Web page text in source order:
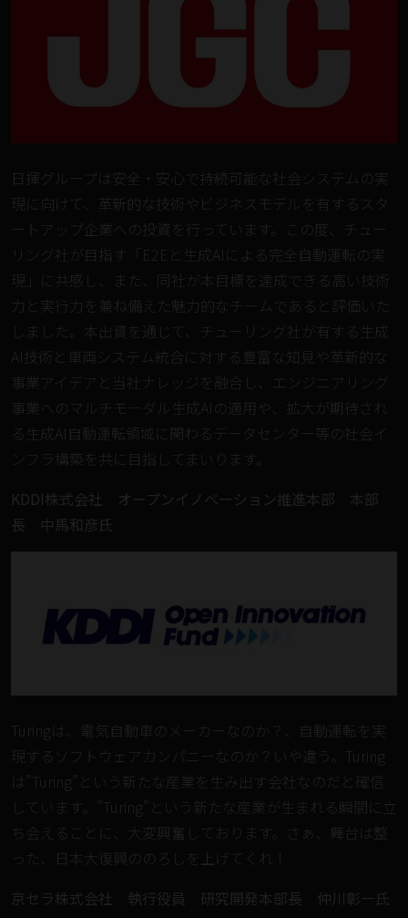
⽇揮グループは安全・安⼼で持続可能な社会システムの実
現に向けて、⾰新的な技術やビジネスモデルを有するスタ
ートアップ企業への投資を⾏っています。この度、チュー
リング社が目指す「E2Eと生成AIによる完全自動運転の実
現」に共感し、また、同社が本目標を達成できる高い技術
力と実行力を兼ね備えた魅力的なチームであると評価いた
しました。本出資を通じて、チューリング社が有する生成
AI技術と車両システム統合に対する豊富な知見や革新的な
事業アイデアと当社ナレッジを融合し、エンジニアリング
事業へのマルチモーダル生成AIの適用や、拡大が期待され
る生成AI自動運転領域に関わるデータセンター等の社会イ
ンフラ構築を共に目指してまいります。
KDDI株式会社 オープンイノベーション推進本部 本部
長 中馬和彦氏
Turingは、電気自動車のメーカーなのか？、自動運転を実
現するソフトウェアカンパニーなのか？いや違う。Turing
は”Turing”という新たな産業を生み出す会社なのだと確信
しています。”Turing”という新たな産業が生まれる瞬間に立
ち会えることに、大変興奮しております。さぁ、舞台は整
った、日本大復興ののろしを上げてくれ！
京セラ株式会社 執行役員 研究開発本部長 仲川彰一氏